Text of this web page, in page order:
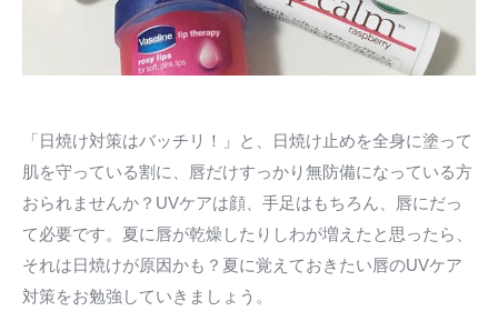
「日焼け対策はバッチリ！」と、日焼け止めを全身に塗って
肌を守っている割に、唇だけすっかり無防備になっている方
おられませんか？UVケアは顔、手足はもちろん、唇にだっ
て必要です。夏に唇が乾燥したりしわが増えたと思ったら、
それは日焼けが原因かも？夏に覚えておきたい唇のUVケア
対策をお勉強していきましょう。